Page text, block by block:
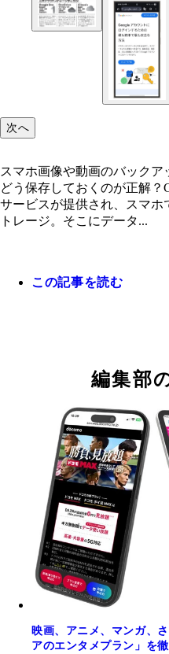
Googleは生体認
パスキーが採用さ
幅に向上。パスキ
OneDriveはより
Vault」を用意。
を解除でき、身
アマゾンのプラ
きる画像専用の
Photos」。画像
次へ
スマホ画像や動画のバック
どう保存しておくのが正解？
サービスが提供され、スマホ
トレージ。そこにデータ...
この記事を読む
編集部
映画、アニメ、マンガ、
アのエンタメプラン」を徹